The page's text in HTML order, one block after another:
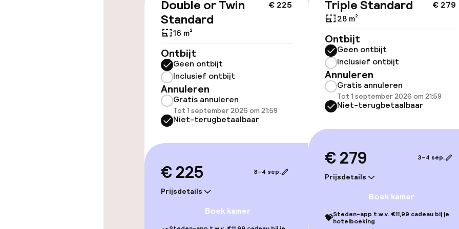
Lift
Entertainment
Gratis wifi
Eet- en drinkgelegenheden
Restaurant
Bar
Eet- en drinkdiensten
€ 225
Double or Twin
Standard
16 m²
Ontbijt
Geen ontbijt
Inclusief ontbijt
Annuleren
Gratis annuleren
Tot 1 september 2026 om 21:59
Niet-terugbetaalbaar
€ 225
Prijsdetails
3–4 sep.
Boek kamer
€ 279
Triple Standard
28 m²
Ontbijt
Geen ontbijt
Inclusief ontbijt
Annuleren
Gratis annuleren
Tot 1 september 2026 om 21:59
Niet-terugbetaalbaar
€ 279
Prijsdetails
3–4 sep.
Boek kamer
💝Steden-app t.w.v. €11,99 cadeau bij je
hotelboeking